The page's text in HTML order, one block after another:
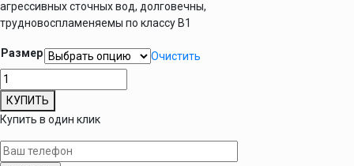
агрессивных сточных вод, долговечны,
трудновоспламеняемы по классу B1
Размер
Очистить
Количество
товара
Крестовина
канализационная
Ostendorf
HT
КУПИТЬ
Купить в один клик